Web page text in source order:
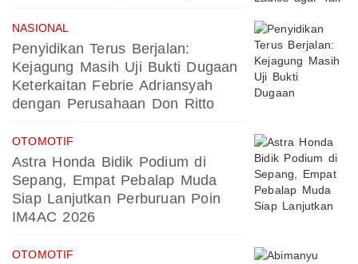
NASIONAL
Penyidikan Terus Berjalan:
Kejagung Masih Uji Bukti Dugaan
Keterkaitan Febrie Adriansyah
dengan Perusahaan Don Ritto
OTOMOTIF
Astra Honda Bidik Podium di
Sepang, Empat Pebalap Muda
Siap Lanjutkan Perburuan Poin
IM4AC 2026
OTOMOTIF